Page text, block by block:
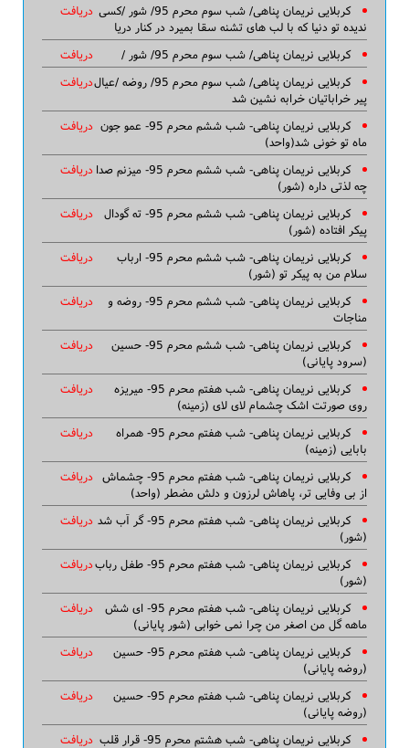
دریافت کربلایی نریمان پناهی/ شب سوم محرم 95/ شور /کسی
ندیده تو دنیا که با لب های تشنه سقا بمیرد در کنار دریا
دریافت
کربلایی نریمان پناهی/ شب سوم محرم 95/ شور /
دریافتکربلایی نریمان پناهی/ شب سوم محرم 95/ روضه /عیال
پیر خراباتیان خرابه نشین شد
دریافت کربلایی نریمان پناهی- شب ششم محرم 95- عمو جون
ماه تو خونی شد(واحد)
دریافت کربلایی نریمان پناهی- شب ششم محرم 95- میزنم صدا
چه لذتی داره (شور)
دریافت
کربلایی نریمان پناهی- شب ششم محرم 95- ته گودال
پیکر افتاده (شور)
دریافت
کربلایی نریمان پناهی- شب ششم محرم 95- ارباب
سلام من به پیکر تو (شور)
دریافت
کربلایی نریمان پناهی- شب ششم محرم 95- روضه و
مناجات
دریافت
کربلایی نریمان پناهی- شب ششم محرم 95- حسین
(سرود پایانی)
دریافت
کربلایی نریمان پناهی- شب هفتم محرم 95- میریزه
روی صورتت اشک چشمام لای لای (زمینه)
دریافت
کربلایی نریمان پناهی- شب هفتم محرم 95- همراه
بابایی (زمینه)
دریافت کربلایی نریمان پناهی- شب هفتم محرم 95- چشماش
از بی وفایی تر، پاهاش لرزون و دلش مضطر (واحد)
دریافت کربلایی نریمان پناهی- شب هفتم محرم 95- گر آب شد
(شور)
دریافتکربلایی نریمان پناهی- شب هفتم محرم 95- طفل رباب
(شور)
دریافت
کربلایی نریمان پناهی- شب هفتم محرم 95- ای شش
ماهه گل من اصغر من چرا نمی خوابی (شور پایانی)
دریافت
کربلایی نریمان پناهی- شب هفتم محرم 95- حسین
(روضه پایانی)
دریافت
کربلایی نریمان پناهی- شب هفتم محرم 95- حسین
(روضه پایانی)
دریافت کربلایی نریمان پناهی- شب هشتم محرم 95- قرار قلب